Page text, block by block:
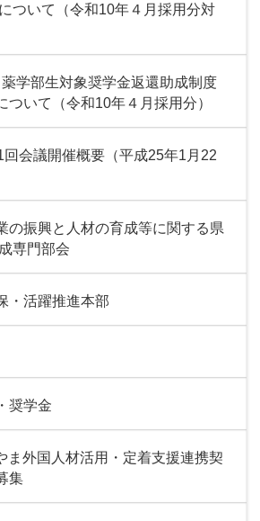
ついて（令和10年４月採用分対
学部生対象奨学金返還助成制度
ついて（令和10年４月採用分）
会議開催概要（平成25年1月22
の振興と人材の育成等に関する県
専門部会
・活躍推進本部
奨学金
ま外国人材活用・定着支援連携契
集